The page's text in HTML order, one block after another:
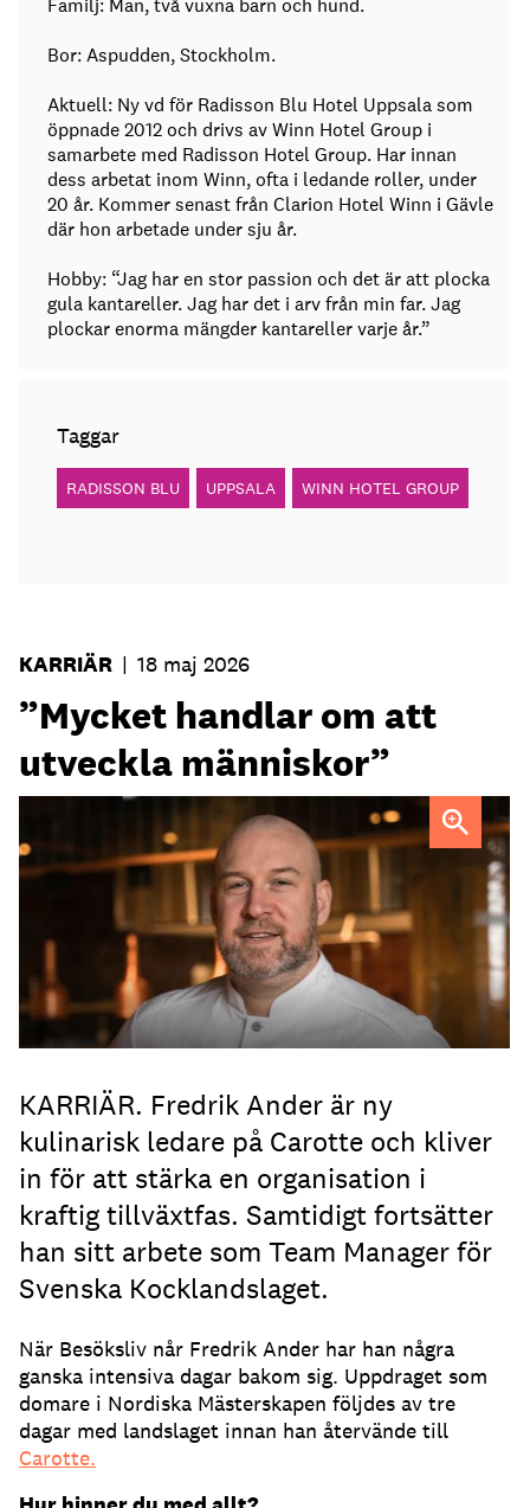
Familj: Man, två vuxna barn och hund.
Bor: Aspudden, Stockholm.
Aktuell: Ny vd för Radisson Blu Hotel Uppsala som
öppnade 2012 och drivs av Winn Hotel Group i
samarbete med Radisson Hotel Group. Har innan
dess arbetat inom Winn, ofta i ledande roller, under
20 år. Kommer senast från Clarion Hotel Winn i Gävle
där hon arbetade under sju år.
Hobby: “Jag har en stor passion och det är att plocka
gula kantareller. Jag har det i arv från min far. Jag
plockar enorma mängder kantareller varje år.”
Taggar
RADISSON BLU UPPSALA WINN HOTEL GROUP
KARRIÄR | 18 maj 2026
”Mycket handlar om att
utveckla människor”
FOTO: Carotte
KARRIÄR. Fredrik Ander är ny
kulinarisk ledare på Carotte och kliver
in för att stärka en organisation i
kraftig tillväxtfas. Samtidigt fortsätter
han sitt arbete som Team Manager för
Svenska Kocklandslaget.
När Besöksliv når Fredrik Ander har han några
ganska intensiva dagar bakom sig. Uppdraget som
domare i Nordiska Mästerskapen följdes av tre
dagar med landslaget innan han återvände till
Carotte.